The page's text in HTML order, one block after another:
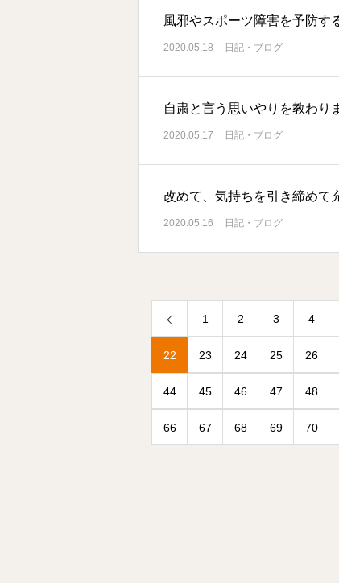
風邪やスポーツ障害を予防す
2020.05.18 日記・ブログ
自粛と言う思いやりを教わり
2020.05.17 日記・ブログ
改めて、気持ちを引き締めて
2020.05.16 日記・ブログ
1 2 3 4
22 23 24 25 26
44 45 46 47 48
66 67 68 69 70